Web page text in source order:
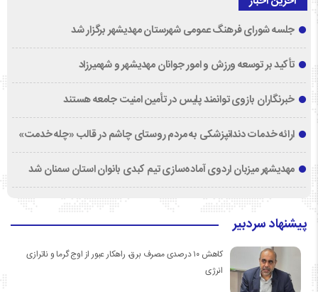
جلسه شورای فرهنگ عمومی شهرستان مهدیشهر برگزار شد
تأکید بر توسعه ورزش و امور جوانان مهدیشهر و شهمیرزاد
خبرنگاران بازوی توانمند پلیس در تأمین امنیت جامعه هستند
ارائه خدمات دندانپزشکی به مردم روستای چاشم در قالب «چله خدمت»
مهدیشهر میزبان اردوی آماده‌سازی تیم کبدی بانوان استان سمنان شد
پیشنهاد سردبیر
کاهش ۱۰ درصدی مصرف برق، راهکار عبور از اوج گرما و ناترازی
انرژی